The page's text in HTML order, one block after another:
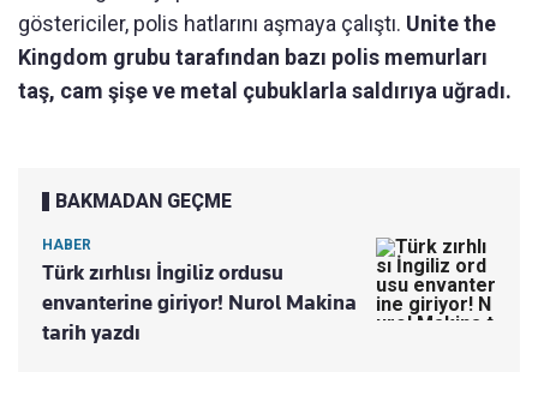
göstericiler, polis hatlarını aşmaya çalıştı. Unite the
Kingdom grubu tarafından bazı polis memurları
taş, cam şişe ve metal çubuklarla saldırıya uğradı.
BAKMADAN GEÇME
HABER
Türk zırhlısı İngiliz ordusu
envanterine giriyor! Nurol Makina
tarih yazdı